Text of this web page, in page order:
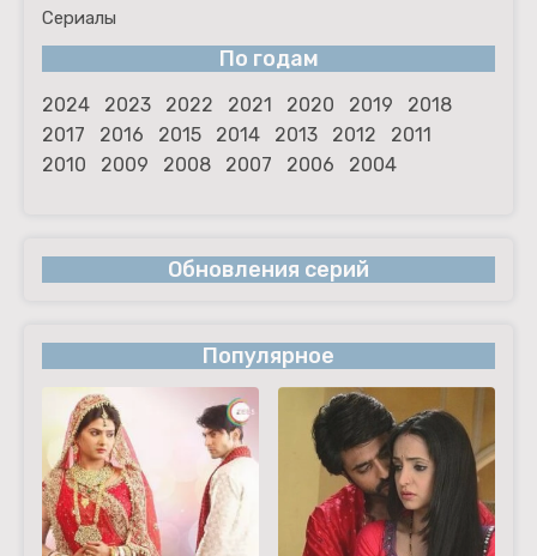
Сериалы
По годам
2024 2023 2022 2021 2020 2019
2018
2017
2016 2015 2014 2013 2012
2011
2010
2009 2008 2007 2006 2004
Обновления серий
Популярное